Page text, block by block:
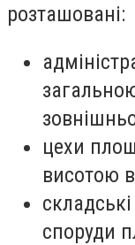
розташовані:
цехи
висотою
споруди